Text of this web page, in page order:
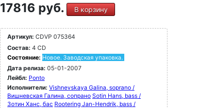
17816 руб. В корзину
Артикул: CDVP 075364
Состав: 4 CD
Состояние: Новое. Заводская упаковка.
Дата релиза: 05-01-2007
Лейбл: Ponto
Исполнители: Vishnevskaya Galina, soprano /
Вишневская Галина, сопрано Sotin Hans, bass /
Зотин Ханс, бас Rootering Jan-Hendrik, bass /